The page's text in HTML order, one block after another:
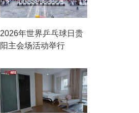
2026年世界乒乓球日贵
阳主会场活动举行